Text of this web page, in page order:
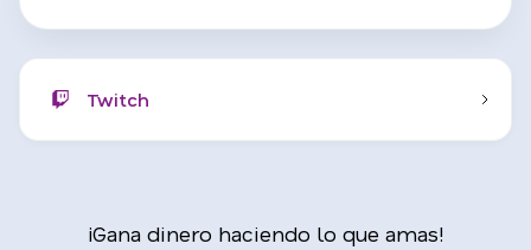
Twitch
¡Gana dinero haciendo lo que amas!